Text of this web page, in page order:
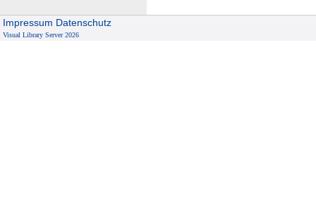
Impressum Datenschutz
Visual Library Server 2026